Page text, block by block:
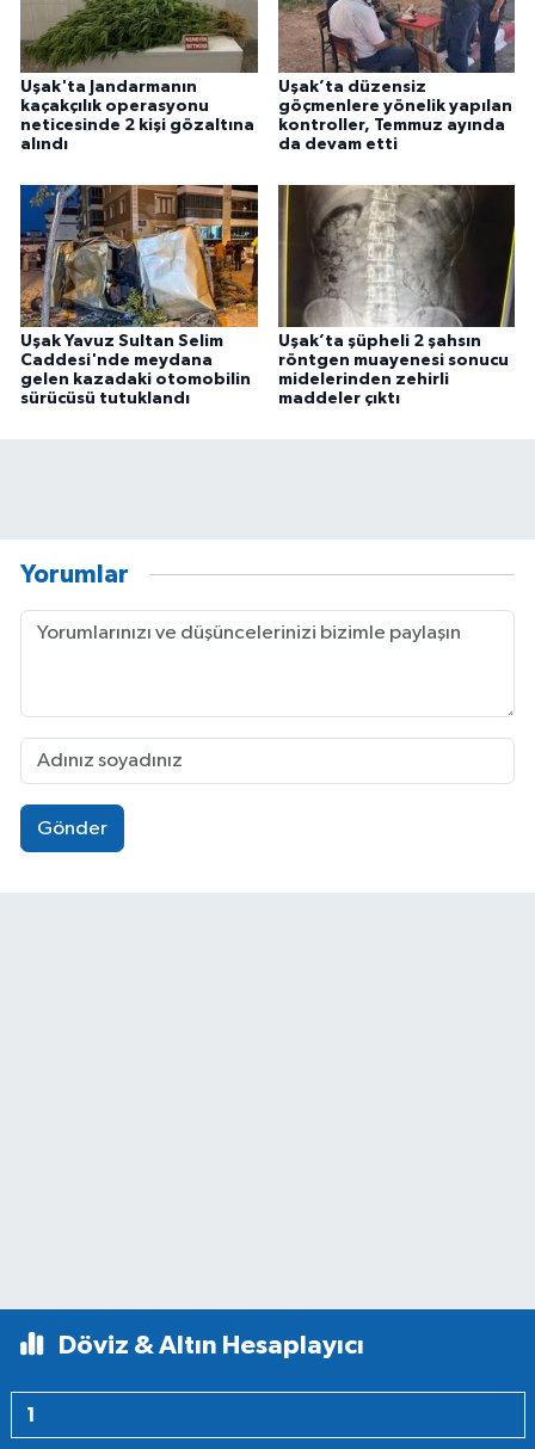
Uşak'ta Jandarmanın
kaçakçılık operasyonu
neticesinde 2 kişi gözaltına
alındı
Uşak’ta düzensiz
göçmenlere yönelik yapılan
kontroller, Temmuz ayında
da devam etti
Uşak Yavuz Sultan Selim
Caddesi'nde meydana
gelen kazadaki otomobilin
sürücüsü tutuklandı
Uşak’ta şüpheli 2 şahsın
röntgen muayenesi sonucu
midelerinden zehirli
maddeler çıktı
Yorumlar
Gönder
Döviz & Altın Hesaplayıcı